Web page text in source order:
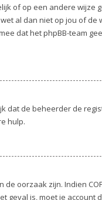
of op een andere wijze
al dan niet op jou of de
dat het phpBB-team
dat de beheerder de
hulp.
oorzaak zijn. Indien
geval is, moet je account